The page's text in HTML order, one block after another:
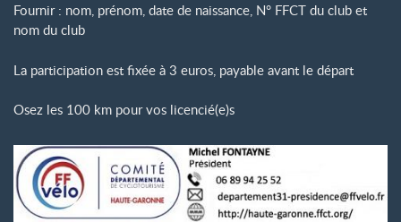
Fournir : nom, prénom, date de naissance, N° FFCT du club et
nom du club
La participation est fixée à 3 euros, payable avant le départ
Osez les 100 km pour vos licencié(e)s